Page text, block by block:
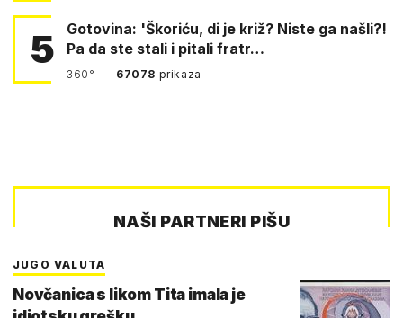
5
Gotovina: 'Škoriću, di je križ? Niste ga našli?!
Pa da ste stali i pitali fratr…
360° 67078 prikaza
NAŠI PARTNERI PIŠU
JUGO VALUTA
Novčanica s likom Tita imala je